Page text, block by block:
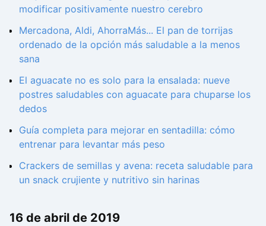
modificar positivamente nuestro cerebro
Mercadona, Aldi, AhorraMás... El pan de torrijas
ordenado de la opción más saludable a la menos
sana
El aguacate no es solo para la ensalada: nueve
postres saludables con aguacate para chuparse los
dedos
Guía completa para mejorar en sentadilla: cómo
entrenar para levantar más peso
Crackers de semillas y avena: receta saludable para
un snack crujiente y nutritivo sin harinas
16 de abril de 2019